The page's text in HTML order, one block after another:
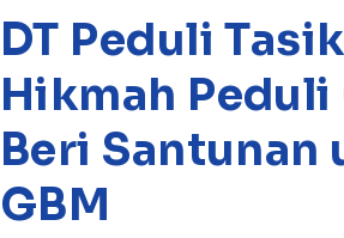
DT Peduli
Hikmah
Beri Santunan
GBM